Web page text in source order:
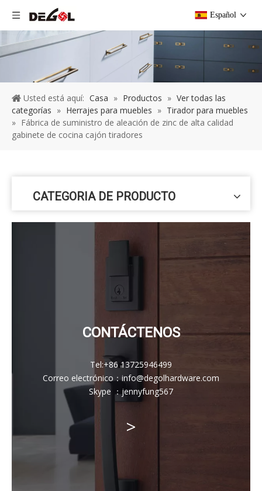
Español
Usted está aquí: Casa » Productos » Ver todas las
categorías » Herrajes para muebles » Tirador para muebles
» Fábrica de suministro de aleación de zinc de alta calidad
gabinete de cocina cajón tiradores
CATEGORIA DE PRODUCTO
CONTÁCTENOS
Tel:+86 13725946499
Correo electrónico ： info@degolhardware.com
Skype ： jennyfung567
>